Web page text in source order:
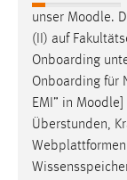
unser Moodle.
(II) auf
Onboarding
Onboarding für
EMI” in Moodle
Überstunden,